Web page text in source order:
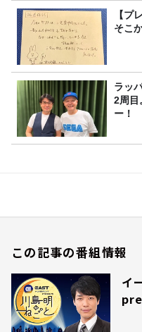
【プ
そこ
ラッ
2周目
ー！
この記事の番組情報
イ